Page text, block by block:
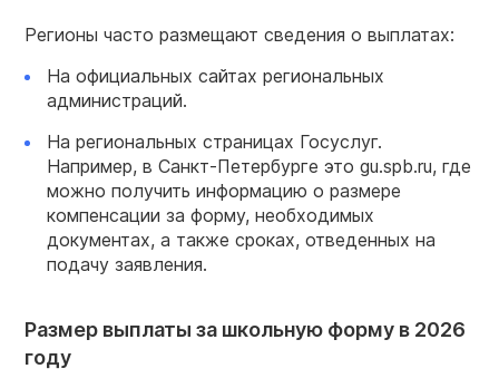
Регионы часто размещают сведения о выплатах:
На официальных сайтах региональных
администраций.
На региональных страницах Госуслуг.
Например, в Санкт-Петербурге это gu.spb.ru, где
можно получить информацию о размере
компенсации за форму, необходимых
документах, а также сроках, отведенных на
подачу заявления.
Размер выплаты за школьную форму в 2026
году